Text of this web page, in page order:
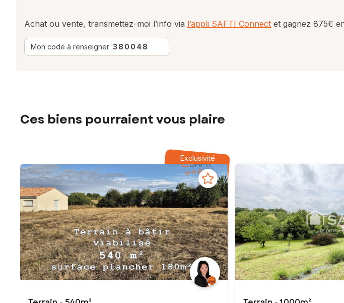
Achat ou vente, transmettez-moi l’info via l’appli SAFTI Connect et gagnez 875€
Mon code à renseigner :380048
Ces biens pourraient vous plaire
Exclusivité